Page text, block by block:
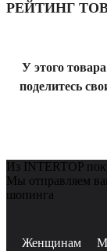
РЕЙТИНГ
У этого
поделитесь
Из INTERTOP
Мы отправляем
шопинга
Женщинам